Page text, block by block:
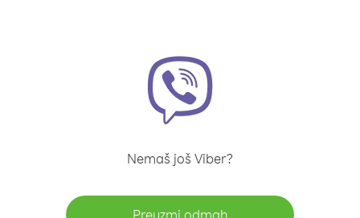
Nemaš još Viber?
Preuzmi odmah